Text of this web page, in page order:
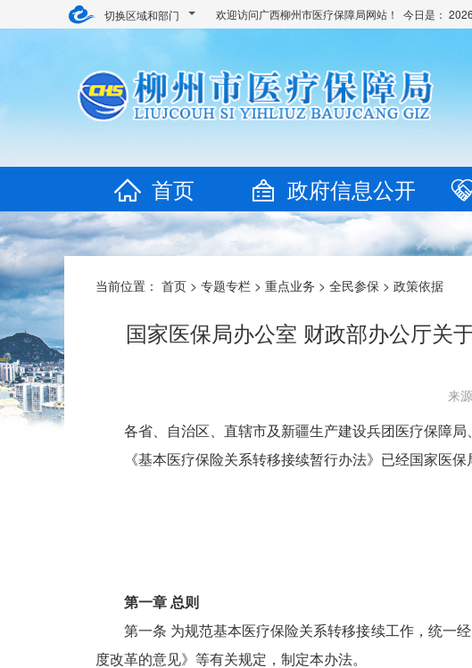
切换区域和部门 欢迎访问广西柳州市医疗保障局网站！ 今日是：
首页 政府信息公开
当前位置： 首页 > 专题专栏 > 重点业务 > 全民参保 > 政策依据
国家医保局办公室 财政部办公厅关
来
各省、自治区、直辖市及新疆生产建设兵团医疗保障局
《基本医疗保险关系转移接续暂行办法》已经国家医
第一章 总则
第一条 为规范基本医疗保险关系转移接续工作，统一
度改革的意见》等有关规定，制定本办法。